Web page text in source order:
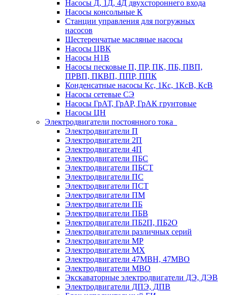
Насосы Д, 1Д, 4Д двухстороннего входа
Насосы консольные К
Станции управления для погружных
насосов
Шестеренчатые масляные насосы
Насосы ЦВК
Насосы Н1В
Насосы песковые П, ПР, ПК, ПБ, ПВП,
ПРВП, ПКВП, ППР, ППК
Конденсатные насосы Кс, 1Кс, 1КсВ, КсВ
Насосы сетевые СЭ
Насосы ГрАТ, ГрАР, ГрАК грунтовые
Насосы ЦН
Электродвигатели постоянного тока
Электродвигатели П
Электродвигатели 2П
Электродвигатели 4П
Электродвигатели ПБС
Электродвигатели ПБСТ
Электродвигатели ПС
Электродвигатели ПСТ
Электродвигатели ПМ
Электродвигатели ПБ
Электродвигатели ПБВ
Электродвигатели ПБ2П, ПБ2О
Электродвигатели различных серий
Электродвигатели МР
Электродвигатели MX
Электродвигатели 47MBH, 47МВО
Электродвигатели MBO
Экскаваторные электродвигатели ДЭ, ДЭВ
Электродвигатели ДПЭ, ДПВ